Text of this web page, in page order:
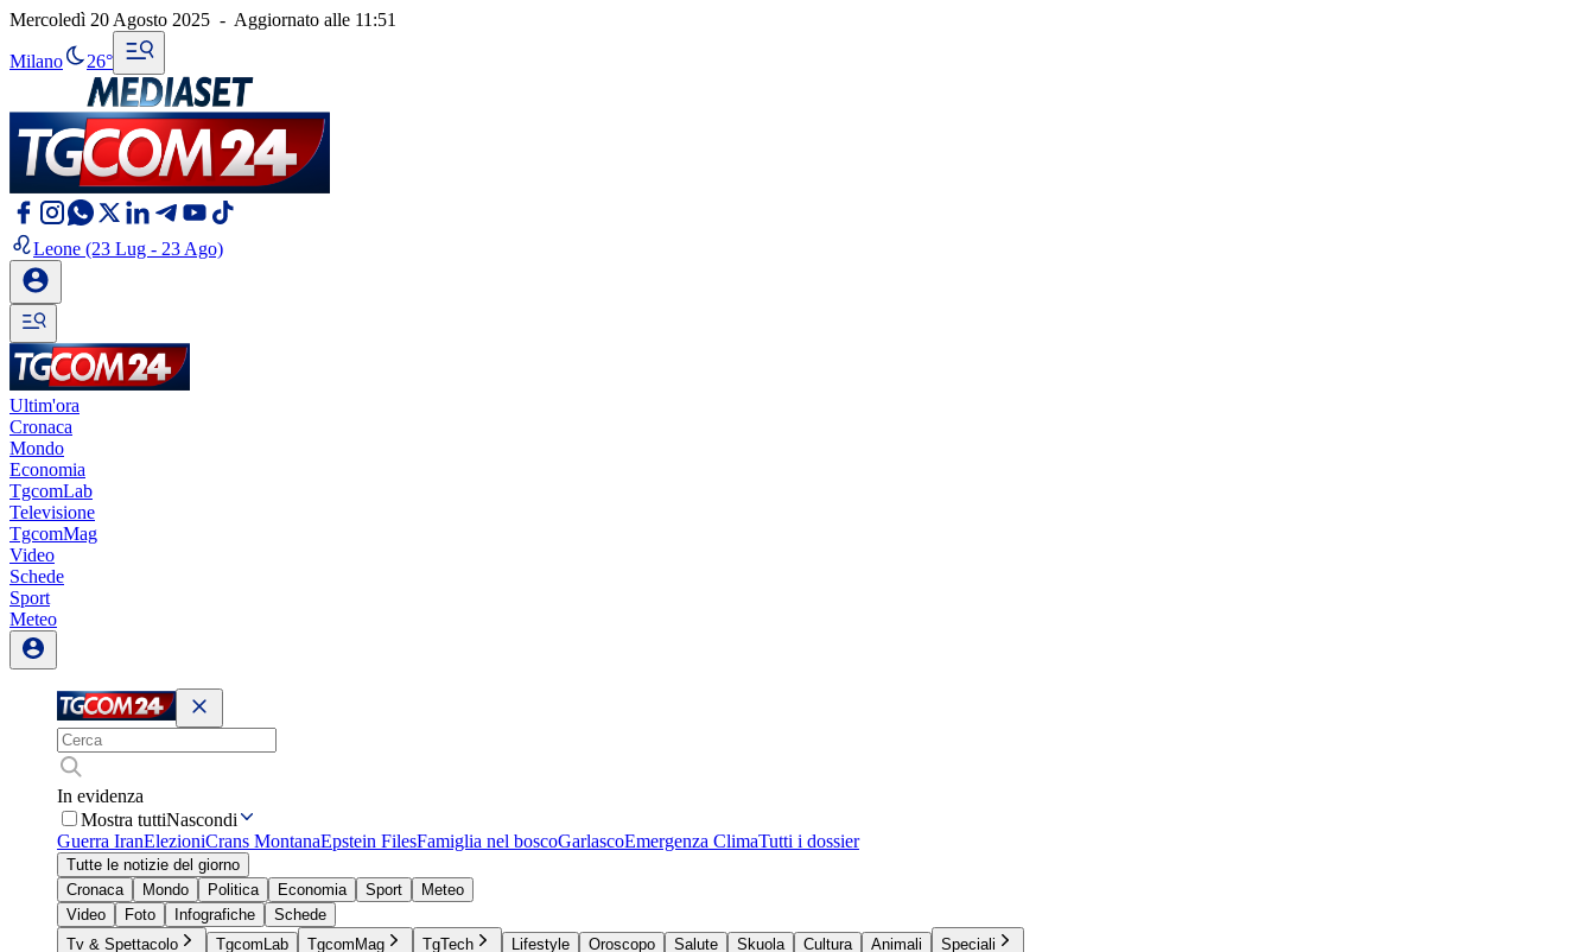
Mercoledì 20 Agosto 2025 - Aggiornato alle 11:51
Milano 26°
Leone (23 Lug - 23 Ago)
Ultim'ora
Cronaca
Mondo
Economia
TgcomLab
Televisione
TgcomMag
Video
Schede
Sport
Meteo
In evidenza
Mostra tuttiNascondi
Guerra IranElezioniCrans MontanaEpstein FilesFamiglia nel boscoGarlascoEmergenza ClimaTutti i dossier
Tutte le notizie del giorno
Cronaca
Mondo Politica Economia Sport
Meteo
Video
Foto Infografiche
Schede
Tv & Spettacolo
TgcomLab TgcomMag TgTech Lifestyle Oroscopo Salute Skuola Cultura Animali
Speciali